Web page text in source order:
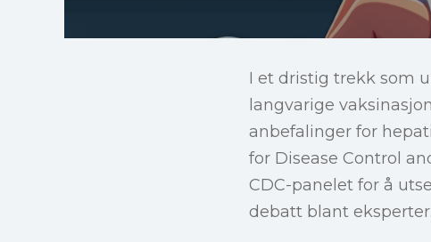
I et dristig trekk som
langvarige
anbefalinger for
for Disease Control
CDC-panelet for å
debatt blant eksperter.